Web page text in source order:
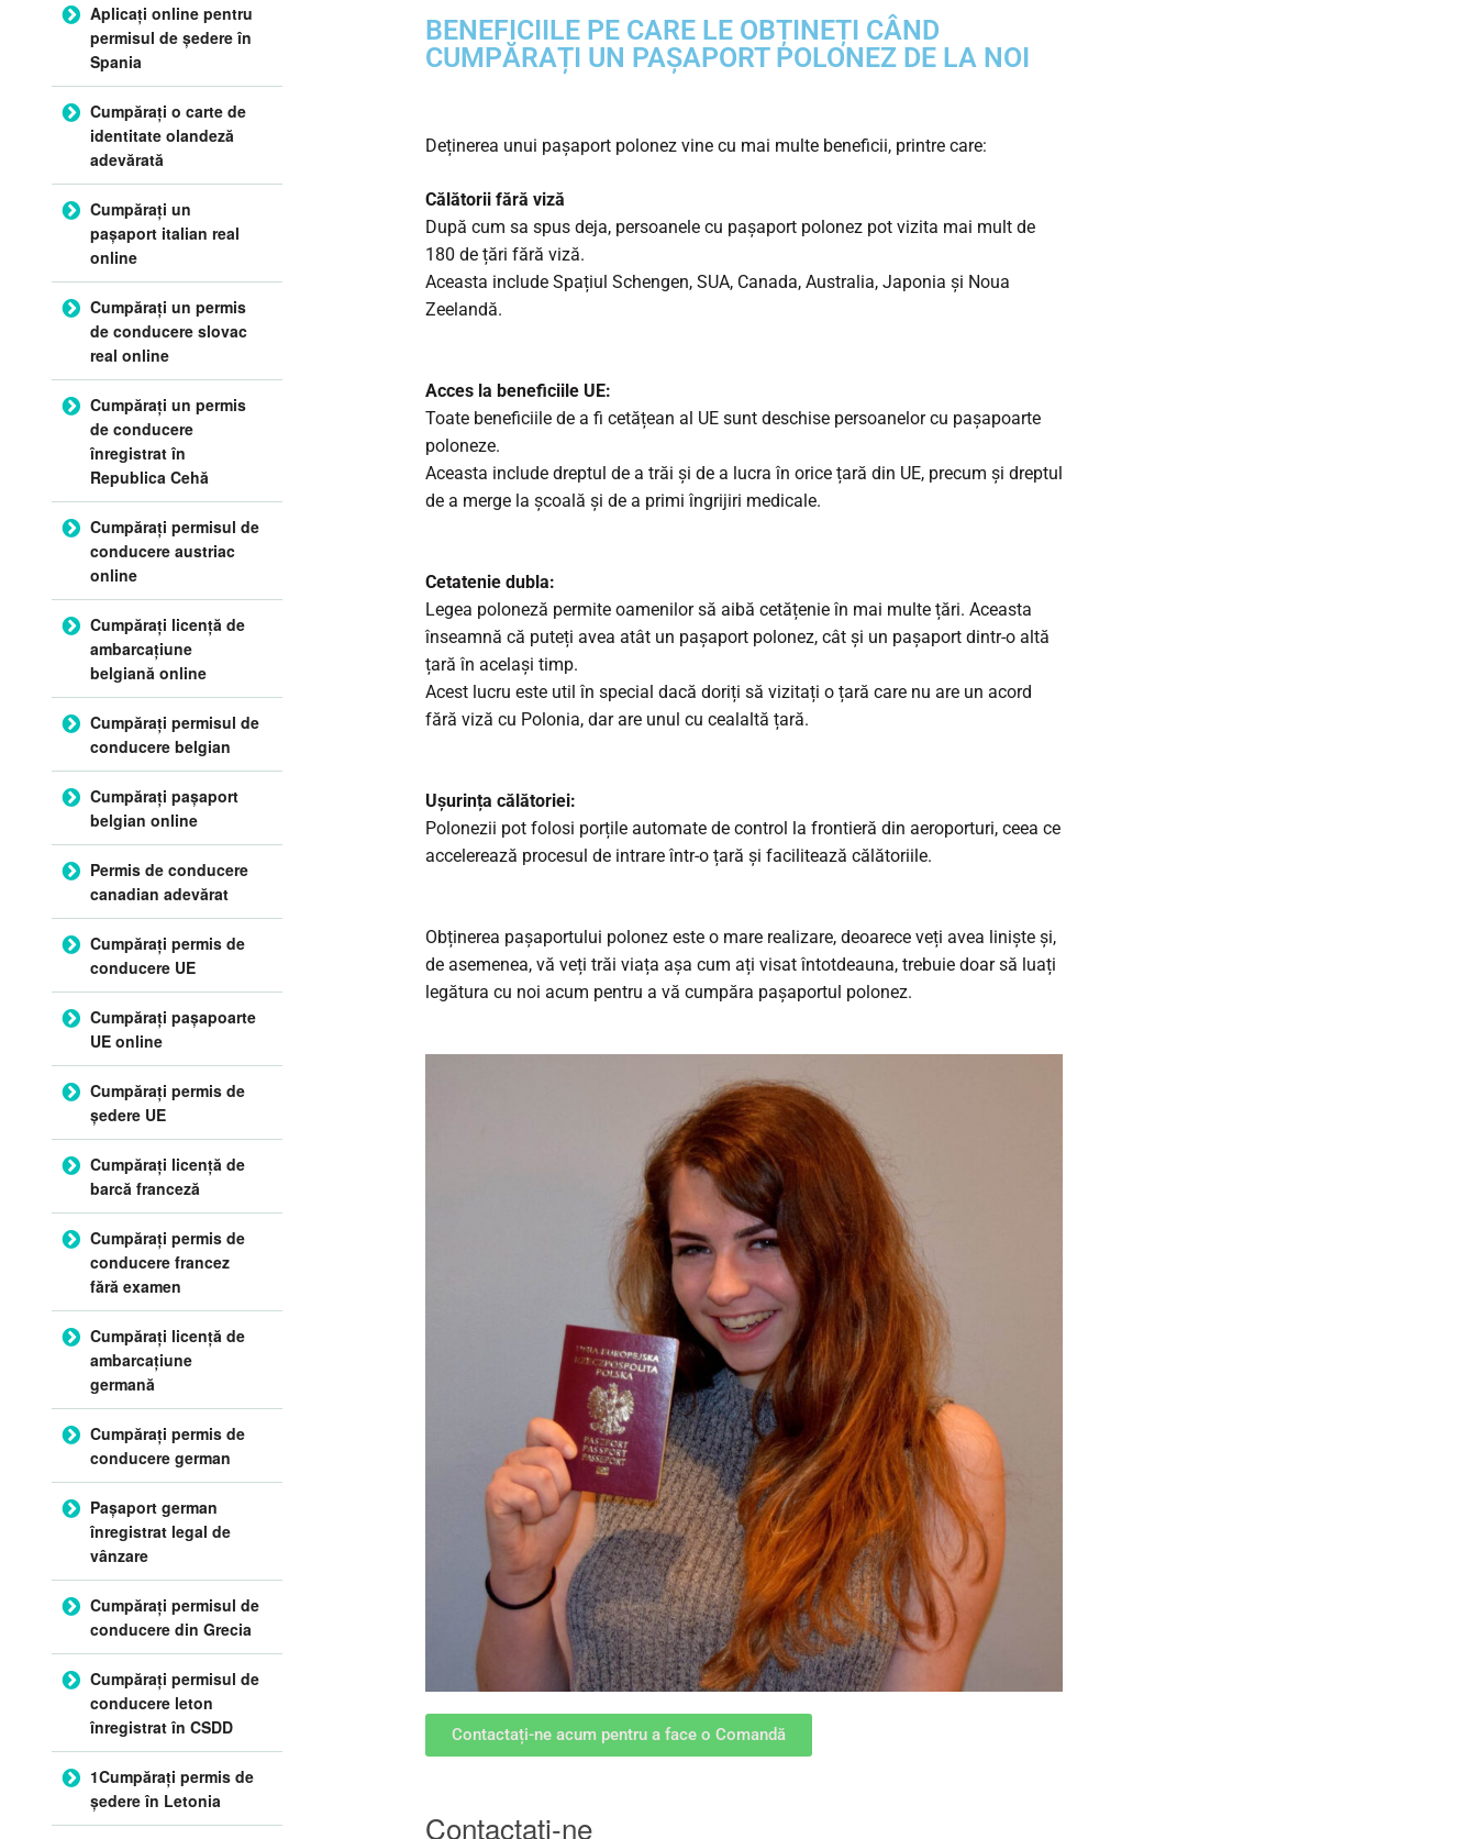
BENEFICIILE PE CARE LE OBȚINEȚI CÂND
CUMPĂRAȚI UN PAȘAPORT POLONEZ DE LA NOI
Deținerea unui pașaport polonez vine cu mai multe beneficii, printre care:
Călătorii fără viză
După cum sa spus deja, persoanele cu pașaport polonez pot vizita mai mult de
180 de țări fără viză.
Aceasta include Spațiul Schengen, SUA, Canada, Australia, Japonia și Noua
Zeelandă.
Acces la beneficiile UE:
Toate beneficiile de a fi cetățean al UE sunt deschise persoanelor cu pașapoarte
poloneze.
Aceasta include dreptul de a trăi și de a lucra în orice țară din UE, precum și dreptul
de a merge la școală și de a primi îngrijiri medicale.
Cetatenie dubla:
Legea poloneză permite oamenilor să aibă cetățenie în mai multe țări. Aceasta
înseamnă că puteți avea atât un pașaport polonez, cât și un pașaport dintr-o altă
țară în același timp.
Acest lucru este util în special dacă doriți să vizitați o țară care nu are un acord
fără viză cu Polonia, dar are unul cu cealaltă țară.
Ușurința călătoriei:
Polonezii pot folosi porțile automate de control la frontieră din aeroporturi, ceea ce
accelerează procesul de intrare într-o țară și facilitează călătoriile.
Obținerea pașaportului polonez este o mare realizare, deoarece veți avea liniște și,
de asemenea, vă veți trăi viața așa cum ați visat întotdeauna, trebuie doar să luați
legătura cu noi acum pentru a vă cumpăra pașaportul polonez.
Contactați-ne acum pentru a face o Comandă
Contactaţi-ne
Aplicați online pentru
permisul de ședere în
Spania
Cumpărați o carte de
identitate olandeză
adevărată
Cumpărați un
pașaport italian real
online
Cumpărați un permis
de conducere slovac
real online
Cumpărați un permis
de conducere
înregistrat în
Republica Cehă
Cumpărați permisul de
conducere austriac
online
Cumpărați licență de
ambarcațiune
belgiană online
Cumpărați permisul de
conducere belgian
Cumpărați pașaport
belgian online
Permis de conducere
canadian adevărat
Cumpărați permis de
conducere UE
Cumpărați pașapoarte
UE online
Cumpărați permis de
ședere UE
Cumpărați licență de
barcă franceză
Cumpărați permis de
conducere francez
fără examen
Cumpărați licență de
ambarcațiune
germană
Cumpărați permis de
conducere german
Pașaport german
înregistrat legal de
vânzare
Cumpărați permisul de
conducere din Grecia
Cumpărați permisul de
conducere leton
înregistrat în CSDD
1Cumpărați permis de
ședere în Letonia